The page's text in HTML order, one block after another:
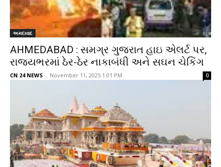
અમદાવાદ
AHMEDABAD : સમગ્ર ગુજરાત હાઇ એલર્ટ પર,
રાજ્યભરમાં ઠેર-ઠેર નાકાબંધી અને સઘન ચેકિંગ
CN 24 NEWS - November 11, 2025 1:01 PM 0